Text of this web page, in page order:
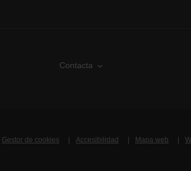
Contacta
Gestor de cookies Accesibilidad Mapa web